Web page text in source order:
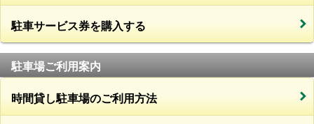
駐車サービス券を購入する
駐車場ご利用案内
時間貸し駐車場のご利用方法